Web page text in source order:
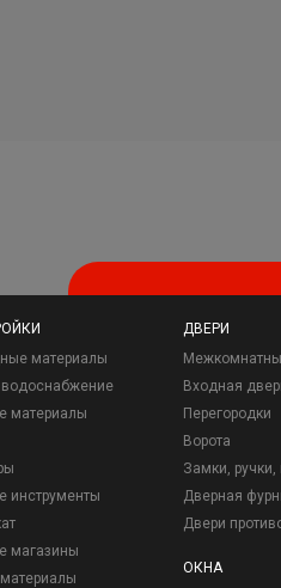
материалы
материалы
инструменты
магазины
ДВЕРИ
Входная
Перегородки
Ворота
Замки, ручки,
Дверная
Двери
ОКНА